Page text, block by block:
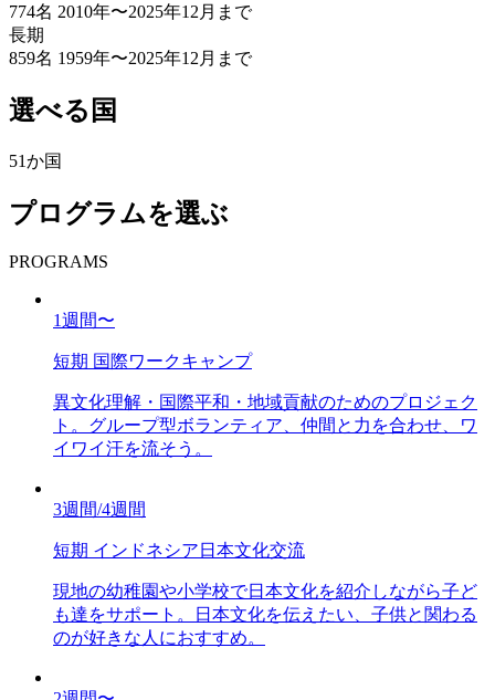
774名 2010年〜2025年12月まで
長期
859名 1959年〜2025年12月まで
選べる国
51か国
プログラムを選ぶ
PROGRAMS
1週間〜
短期 国際ワークキャンプ
異文化理解・国際平和・地域貢献のためのプロジェク
ト。グループ型ボランティア、仲間と力を合わせ、ワ
イワイ汗を流そう。
3週間/4週間
短期 インドネシア日本文化交流
現地の幼稚園や小学校で日本文化を紹介しながら子ど
も達をサポート。日本文化を伝えたい、子供と関わる
のが好きな人におすすめ。